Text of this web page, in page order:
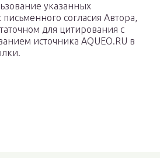
указанных
согласия Автора,
для цитирования с
источника AQUEO.RU в